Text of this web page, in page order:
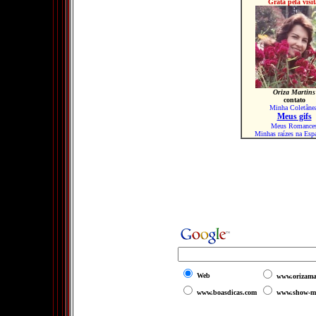
Grata pela
Oriza Martins
contato
Minha
Meus gifs
Meus
Minhas raízes na
Web
www.boasdicas.com www.show-